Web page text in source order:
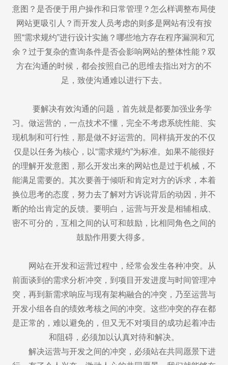
意图？是否便于用户操作和日常管理？怎么样调整布局使
网站更吸引人？而开发人员考虑的则多是网站有没有按
照“需求规约”进行设计实施？哪些地方存在程序漏洞和冗
余？过于复杂的查询条件是否会影响网站的整体性能？双
方在沟通的时候，都会按照自己的思维去指出对方的不
足，致使沟通难以进行下去。
要解决有效沟通的问题，首先就是都要加强业务学
习。做运营的，一点技术不懂，完全不考虑系统性能、实
现机制和可行性，那是做不好运营的。同样搞开发的不仅
仅是以任务为核心，以“需求规约”为标准。如果不能很好
的理解开发意图，那么开发出来的网站也是过于机械，不
能满足需要的。其次要善于倾听和肯定对方的诉求，本着
换位思考的态度，努力去了解对方诉说背后的动因，并不
断的给出肯定的反馈。要明白，运营与开发是相辅相成、
密不可分的，互相之间的认可和鼓励，比相同角色之间的
鼓励作用要大得多。
网站在开发和运营过程中，经常会发生各种冲突。从
前面谈到的需求分析冲突，到项目开发进度与时间管理冲
突，再到新需求响应与现有架构融合的冲突，乃至运营与
开发小组各自的绩效考核之间的冲突。这些冲突的存在都
是正常的，难以避免的，但又无不对项目的成功起着冲击
和阻碍，必须加以认真对待和解决。
解决运营与开发之间的冲突，必须站在共同愿景下进